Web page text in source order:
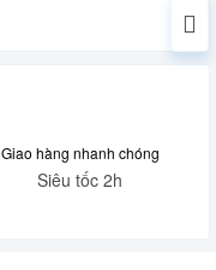
Giao hàng nhanh chóng
Siêu tốc 2h